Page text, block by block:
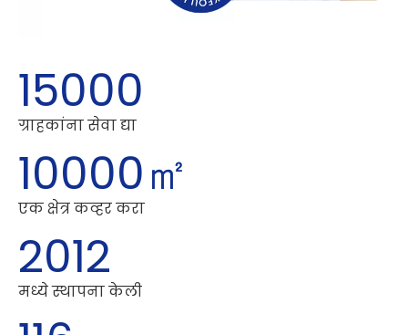
15000
ग्राहकांना सेवा द्या
10000㎡
एक क्षेत्र कव्हर करा
2012
मध्ये स्थापना केली